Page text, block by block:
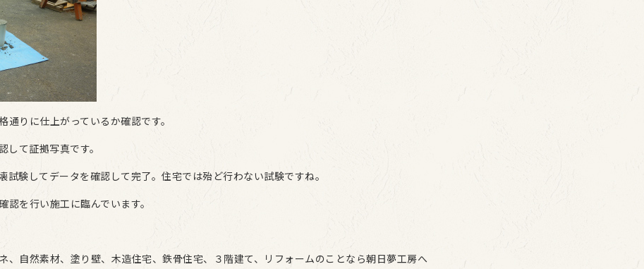
りに仕上がっているか確認です。
て証拠写真です。
試験してデータを確認して完了。住宅では殆ど行わない試験ですね。
を行い施工に臨んでいます。
、自然素材、塗り壁、木造住宅、鉄骨住宅、３階建て、リフォームのことなら朝日夢工房へ